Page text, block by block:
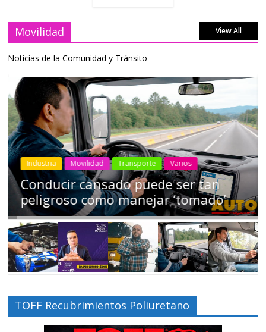
Movilidad View All
Noticias de la Comunidad y Tránsito
Industria Movilidad Transporte Varios
Conducir cansado puede ser tan
peligroso como manejar ‘tomado’
TOFF Recubrimientos Poliuretano